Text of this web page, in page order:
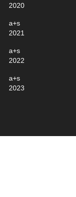
2020
a+s
2021
a+s
2022
a+s
2023